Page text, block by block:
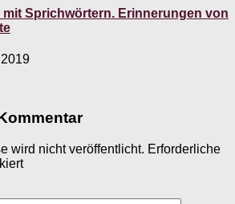
Sprichwörtern. Erinnerungen von
wird nicht veröffentlicht. Erforderliche